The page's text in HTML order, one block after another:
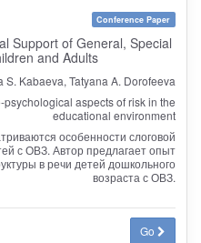
Conference Paper
Support of General, Special
and Adults
S. Kabaeva, Tatyana A. Dorofeeva
psychological aspects of risk in the
educational environment
особенности слоговой
с ОВЗ. Автор предлагает опыт
в речи детей дошкольного
возраста с ОВЗ.
Go